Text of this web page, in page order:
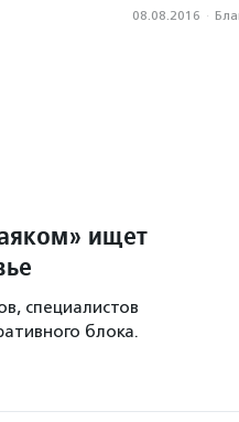
08.08.2016 ·
ищет
специалистов
блока.